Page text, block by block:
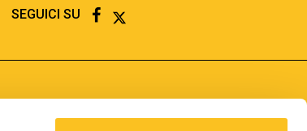
SEGUICI SU FACEBOOK
TWITTER